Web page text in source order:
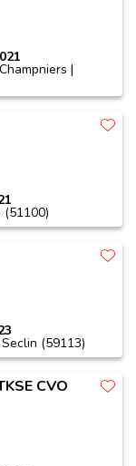
|
(51100)
(59113)
CVO